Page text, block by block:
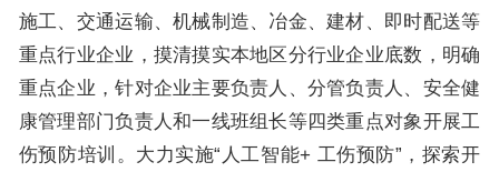
施工、交通运输、机械制造、冶金、建材、即时配送等
重点行业企业，摸清摸实本地区分行业企业底数，明确
重点企业，针对企业主要负责人、分管负责人、安全健
康管理部门负责人和一线班组长等四类重点对象开展工
伤预防培训。大力实施“人工智能+ 工伤预防”，探索开